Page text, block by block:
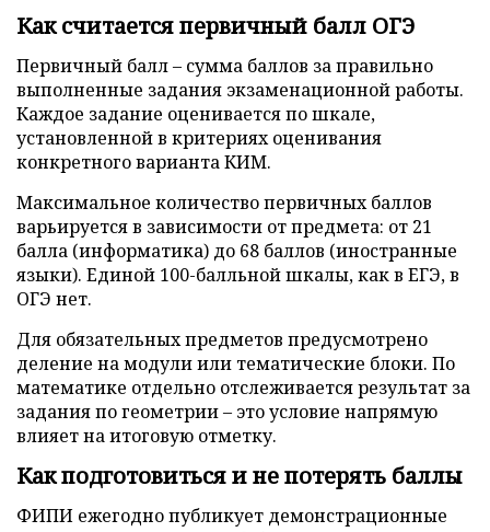
Как считается первичный балл ОГЭ
Первичный балл – сумма баллов за правильно
выполненные задания экзаменационной работы.
Каждое задание оценивается по шкале,
установленной в критериях оценивания
конкретного варианта КИМ.
Максимальное количество первичных баллов
варьируется в зависимости от предмета: от 21
балла (информатика) до 68 баллов (иностранные
языки). Единой 100-балльной шкалы, как в ЕГЭ, в
ОГЭ нет.
Для обязательных предметов предусмотрено
деление на модули или тематические блоки. По
математике отдельно отслеживается результат за
задания по геометрии – это условие напрямую
влияет на итоговую отметку.
Как подготовиться и не потерять баллы
ФИПИ ежегодно публикует демонстрационные